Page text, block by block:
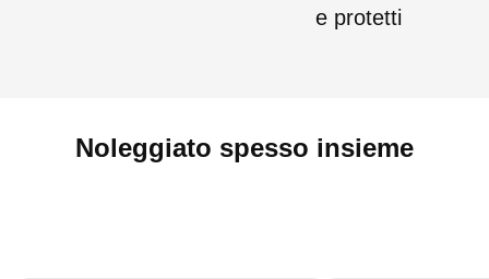
e protetti
Noleggiato spesso insieme